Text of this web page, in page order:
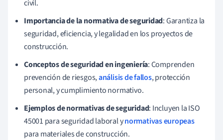
civil.
Importancia de la normativa de seguridad: Garantiza la
seguridad, eficiencia, y legalidad en los proyectos de
construcción.
Conceptos de seguridad en ingeniería: Comprenden
prevención de riesgos,análisis de fallos, protección
personal, y cumplimiento normativo.
Ejemplos de normativas de seguridad: Incluyen la ISO
45001 para seguridad laboral ynormativas europeas
para materiales de construcción.